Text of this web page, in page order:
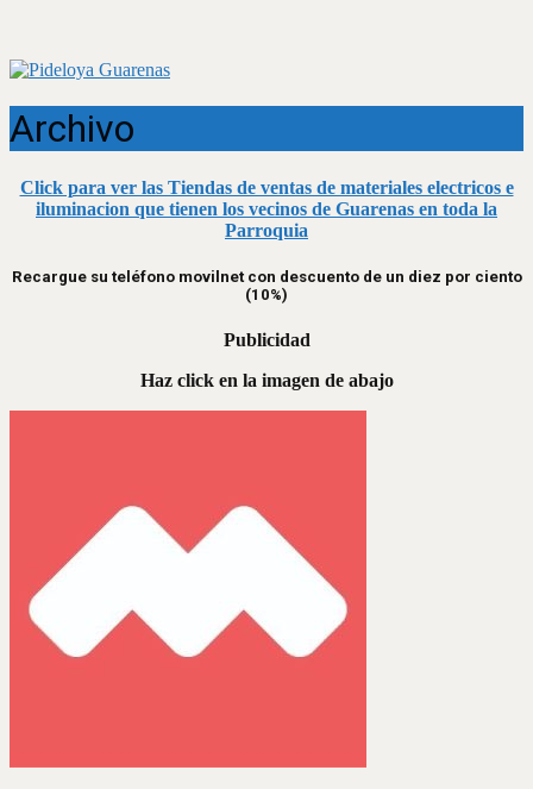
Archivo
Click para ver las Tiendas de ventas de materiales electricos e
iluminacion que tienen los vecinos de Guarenas en toda la
Parroquia
Recargue su teléfono movilnet con descuento de un diez por ciento
(10%)
Publicidad
Haz click en la imagen de abajo